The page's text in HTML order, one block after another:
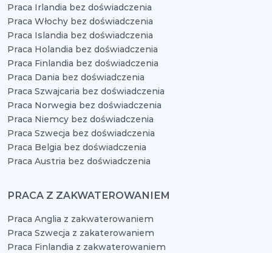
Praca Irlandia bez doświadczenia
Praca Włochy bez doświadczenia
Praca Islandia bez doświadczenia
Praca Holandia bez doświadczenia
Praca Finlandia bez doświadczenia
Praca Dania bez doświadczenia
Praca Szwajcaria bez doświadczenia
Praca Norwegia bez doświadczenia
Praca Niemcy bez doświadczenia
Praca Szwecja bez doświadczenia
Praca Belgia bez doświadczenia
Praca Austria bez doświadczenia
PRACA Z ZAKWATEROWANIEM
Praca Anglia z zakwaterowaniem
Praca Szwecja z zakaterowaniem
Praca Finlandia z zakwaterowaniem